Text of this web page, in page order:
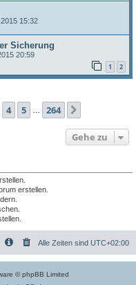
15:32
Sicherung
20:59
1 2
264
4 5 264
Gehe zu
erstellen.
Alle Zeiten sind UTC+02:00
© phpBB Limited